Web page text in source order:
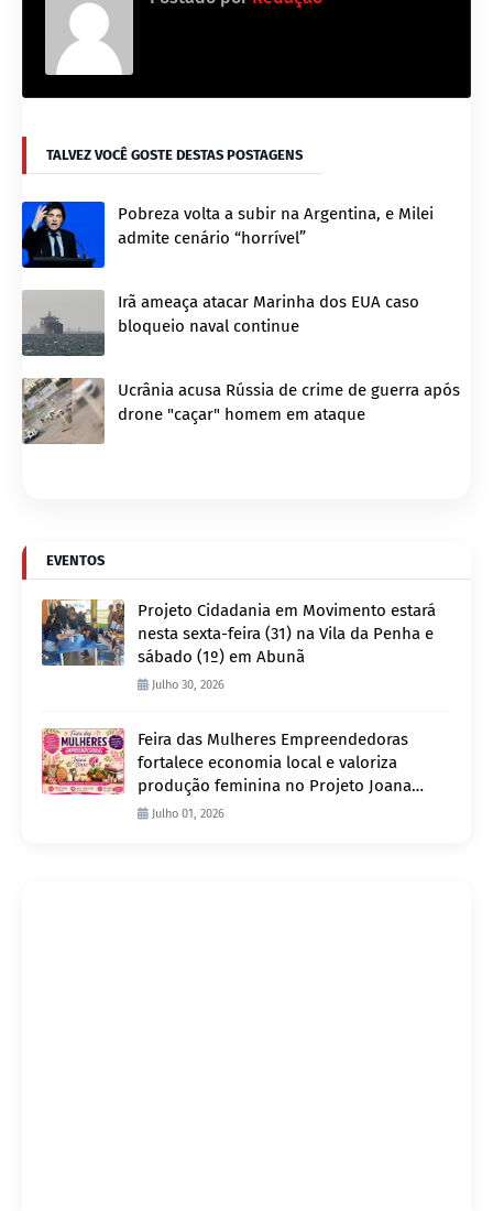
TALVEZ VOCÊ GOSTE DESTAS POSTAGENS
Pobreza volta a subir na Argentina, e Milei
admite cenário “horrível”
Irã ameaça atacar Marinha dos EUA caso
bloqueio naval continue
Ucrânia acusa Rússia de crime de guerra após
drone "caçar" homem em ataque
EVENTOS
Projeto Cidadania em Movimento estará
nesta sexta-feira (31) na Vila da Penha e
sábado (1º) em Abunã
Julho 30, 2026
Feira das Mulheres Empreendedoras
fortalece economia local e valoriza
produção feminina no Projeto Joana
D’Arc
Julho 01, 2026